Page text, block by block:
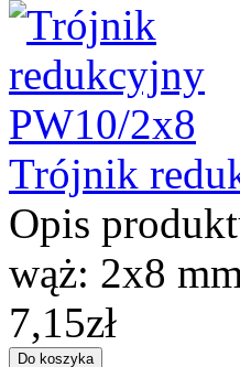
Trójnik
Opis
wąż: 2x8
7,15zł